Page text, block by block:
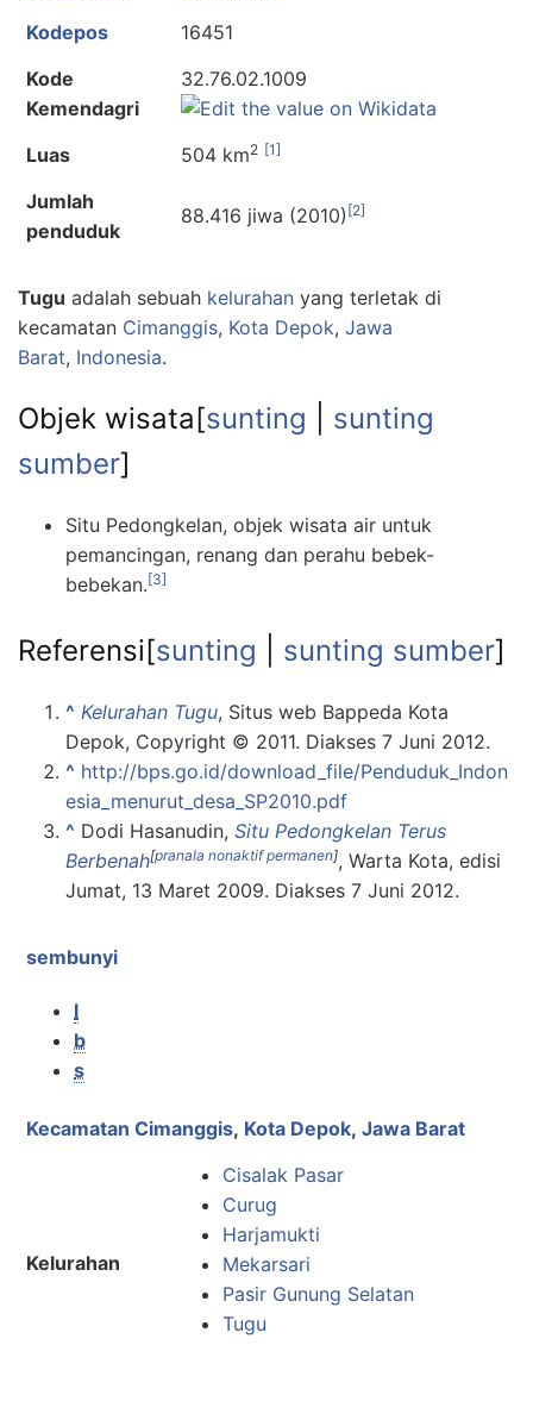
Kodepos
16451
Kode
Kemendagri
32.76.02.1009
Luas 504 km2 [1]
Jumlah
penduduk
88.416 jiwa (2010) [2]
Tugu adalah sebuah kelurahan yang terletak di
kecamatan Cimanggis, Kota Depok, Jawa
Barat, Indonesia.
Objek wisata[sunting
sunting
sumber]
Situ Pedongkelan, objek wisata air untuk
pemancingan, renang dan perahu bebek-
bebekan. [3]
Referensi[sunting sunting sumber]
^ Kelurahan Tugu, Situs web Bappeda Kota
Depok, Copyright © 2011. Diakses 7 Juni 2012.
^ http://bps.go.id/download_file/Penduduk_Indon
esia_menurut_desa_SP2010.pdf
^ Dodi Hasanudin, Situ Pedongkelan Terus
Berbenah[pranala nonaktif permanen], Warta Kota, edisi
Jumat, 13 Maret 2009. Diakses 7 Juni 2012.
sembunyi
l
b
s
Kecamatan Cimanggis, Kota Depok, Jawa Barat
Kelurahan
Cisalak Pasar
Curug
Harjamukti
Mekarsari
Pasir Gunung Selatan
Tugu